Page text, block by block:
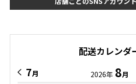
配送カレンダ
7月 2026年 8月